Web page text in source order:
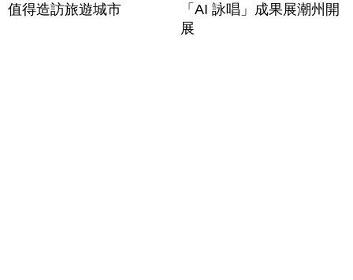
值得造訪旅遊城市
「AI 詠唱」成果展潮州開
展